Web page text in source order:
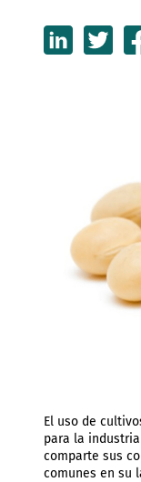
El uso de
para la
comparte sus
comunes en su